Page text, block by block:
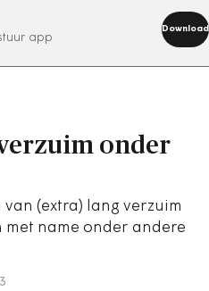
app
Download
nu
onder
(extra) lang verzuim
name onder andere